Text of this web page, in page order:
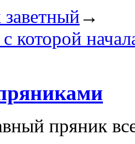
→
с которой
пряник